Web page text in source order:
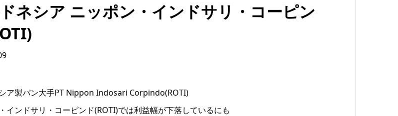
ネシア ニッポン・インドサリ・コーピン
ア製パン大手PT Nippon Indosari Corpindo(ROTI)
インドサリ・コーピンド(ROTI)では利益幅が下落しているにも